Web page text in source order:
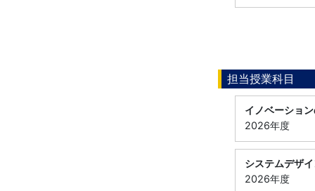
担当授業科目
イノベーショ
2026年度
システムデザ
2026年度